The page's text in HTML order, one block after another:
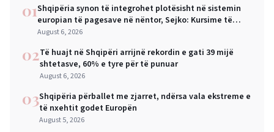
01Shqipëria synon të integrohet plotësisht në sistemin
europian të pagesave në nëntor, Sejko: Kursime të
mëdha për qytetarët dhe bizneset
August 6, 2026
02Të huajt në Shqipëri arrijnë rekordin e gati 39 mijë
shtetasve, 60% e tyre për të punuar
August 6, 2026
03Shqipëria përballet me zjarret, ndërsa vala ekstreme e
të nxehtit godet Europën
August 5, 2026